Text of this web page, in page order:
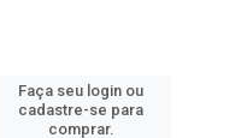
Faça seu login ou
cadastre-se para
comprar.